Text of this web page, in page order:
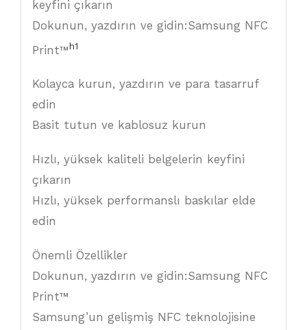
keyfini çıkarın
Dokunun, yazdırın ve gidin:Samsung NFC
Print™h1
Kolayca kurun, yazdırın ve para tasarruf
edin
Basit tutun ve kablosuz kurun
Hızlı, yüksek kaliteli belgelerin keyfini
çıkarın
Hızlı, yüksek performanslı baskılar elde
edin
Önemli Özellikler
Dokunun, yazdırın ve gidin:Samsung NFC
Print™
Samsung’un gelişmiş NFC teknolojisine